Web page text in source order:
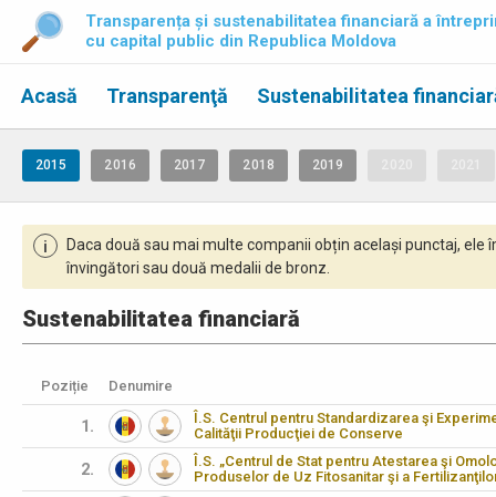
Transparența și sustenabilitatea financiară a
cu capital public din Republica Moldova
Acasă Transparenţă Sustenabilitatea
2015 2016 2017 2018 2019
i
Daca două sau mai multe companii obțin același punctaj,
învingători sau două medalii de bronz.
Sustenabilitatea financiară
Poziție Denumire
1.
Î.S. Centrul pentru Standardizarea şi
Calităţii Producţiei de Conserve
2.
Î.S. „Centrul de Stat pentru Atestarea şi
Produselor de Uz Fitosanitar şi a